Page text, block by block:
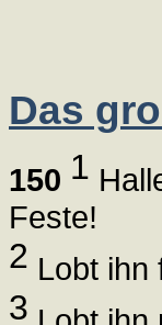
Das
150 1
Feste!
2 Lobt ihn
3